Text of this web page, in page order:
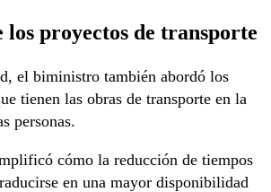
proyectos de transporte
el biministro también abordó los
tienen las obras de transporte en la
personas.
cómo la reducción de tiempos
en una mayor disponibilidad